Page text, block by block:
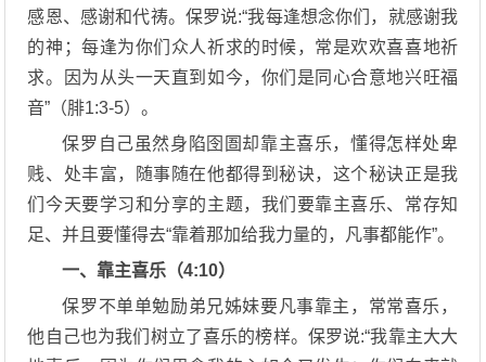
感恩、感谢和代祷。保罗说:“我每逢想念你们，就感谢我
的神；每逢为你们众人祈求的时候，常是欢欢喜喜地祈
求。因为从头一天直到如今，你们是同心合意地兴旺福
音”（腓1:3-5）。
保罗自己虽然身陷囹圄却靠主喜乐，懂得怎样处卑
贱、处丰富，随事随在他都得到秘诀，这个秘诀正是我
们今天要学习和分享的主题，我们要靠主喜乐、常存知
足、并且要懂得去“靠着那加给我力量的，凡事都能作”。
一、靠主喜乐（4:10）
保罗不单单勉励弟兄姊妹要凡事靠主，常常喜乐，
他自己也为我们树立了喜乐的榜样。保罗说:“我靠主大大